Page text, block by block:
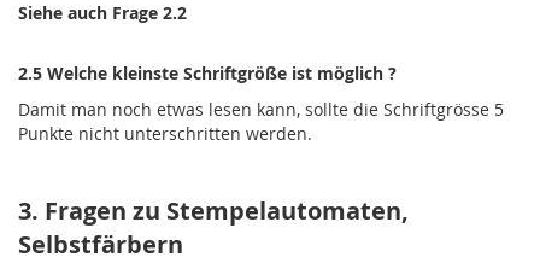
Siehe auch Frage 2.2
2.5 Welche kleinste Schriftgröße ist möglich ?
Damit man noch etwas lesen kann, sollte die Schriftgrösse 5
Punkte nicht unterschritten werden.
3. Fragen zu Stempelautomaten,
Selbstfärbern